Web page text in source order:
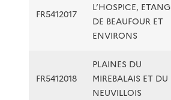
FR5412017
L’HOSPICE, ETANG
DE BEAUFOUR ET
ENVIRONS
FR5412018
PLAINES DU
MIREBALAIS ET DU
NEUVILLOIS